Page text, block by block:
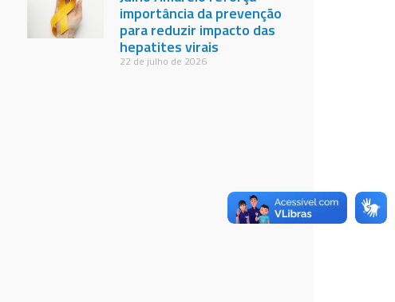
importância da prevenção
para reduzir impacto das
hepatites virais
22 de julho de 2026